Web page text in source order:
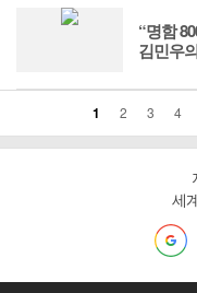
“명함
김민우
1 2 3 4
세